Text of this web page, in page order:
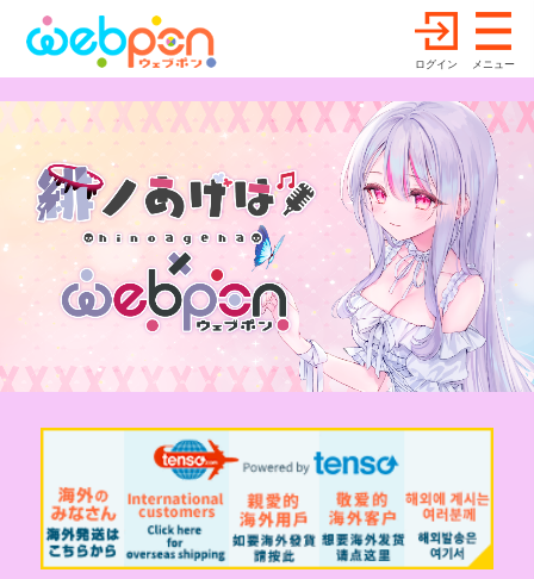
ログイン メニュー